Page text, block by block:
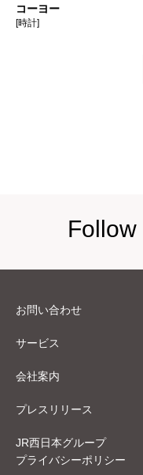
コーヨー
[時計]
Follow
お問い合わせ
サービス
会社案内
プレスリリース
JR西日本グループ
プライバシーポリシー